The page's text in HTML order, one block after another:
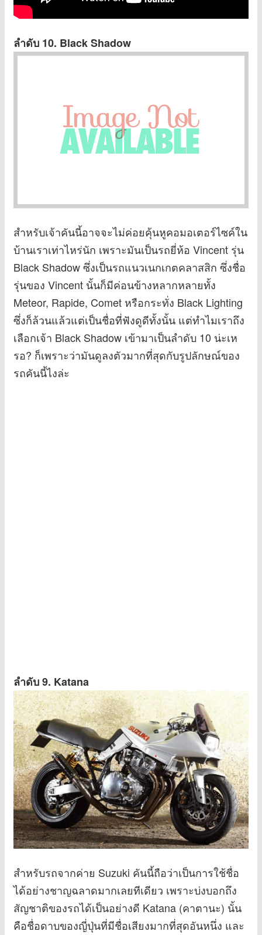
ลำดับ 10. Black Shadow
สำหรับเจ้าคันนี้อาจจะไม่ค่อยคุ้นหูคอมอเตอร์ไซค์ใน
บ้านเราเท่าไหร่นัก เพราะมันเป็นรถยี่ห้อ Vincent รุ่น
Black Shadow ซึ่งเป็นรถแนวเนกเกตคลาสสิก ซึ่งชื่อ
รุ่นของ Vincent นั้นก็มีค่อนข้างหลากหลายทั้ง
Meteor, Rapide, Comet หรือกระทั่ง Black Lighting
ซึ่งก็ล้วนแล้วแต่เป็นชื่อที่ฟังดูดีทั้งนั้น แต่ทำไมเราถึง
เลือกเจ้า Black Shadow เข้ามาเป็นลำดับ 10 น่ะเห
รอ? ก็เพราะว่ามันดูลงตัวมากที่สุดกับรูปลักษณ์ของ
รถคันนี้ไงล่ะ
ลำดับ 9. Katana
สำหรับรถจากค่าย Suzuki คันนี้ถือว่าเป็นการใช้ชื่อ
ได้อย่างชาญฉลาดมากเลยทีเดียว เพราะบ่งบอกถึง
สัญชาติของรถได้เป็นอย่างดี Katana (คาตานะ) นั้น
คือชื่อดาบของญี่ปุ่นที่มีชื่อเสียงมากที่สุดอันหนึ่ง และ